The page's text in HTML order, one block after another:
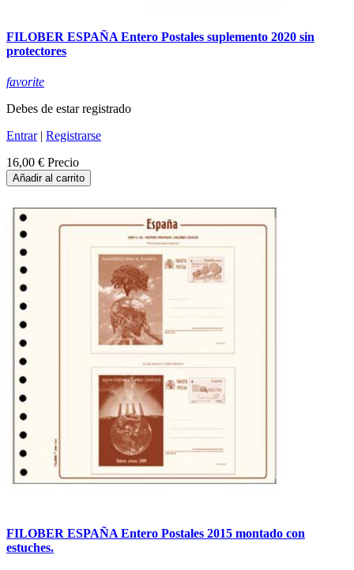
FILOBER ESPAÑA Entero Postales suplemento 2020 sin
protectores
favorite
Debes de estar registrado
Entrar| Registrarse
16,00 € Precio
Añadir al carrito
FILOBER ESPAÑA Entero Postales 2015 montado con
estuches.